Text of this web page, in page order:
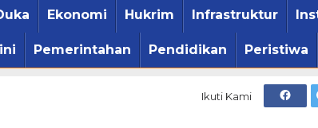
Ekonomi Hukrim Infrastruktur
Pemerintahan Pendidikan Peristiwa
Ikuti Kami